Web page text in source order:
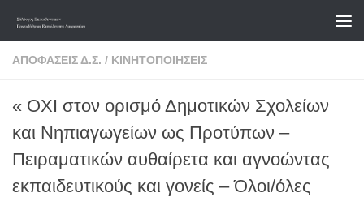
Skip to content
ΑΠΟΦΆΣΕΙΣ Δ.Σ. / ΚΙΝΗΤΟΠΟΙΉΣΕΙΣ
« ΟΧΙ στον ορισμό Δημοτικών Σχολείων
και Νηπιαγωγείων ως Προτύπων –
Πειραματικών αυθαίρετα και αγνοώντας
εκπαιδευτικούς και γονείς – Όλοι/όλες